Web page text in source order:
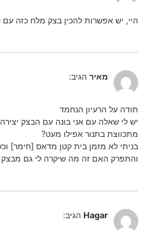
היי, יש אפשרות להכין בצק מלח כזה עם
מאיר הגיב:
תודה על הרעיון הנחמד
יש לי שאלה עם אני בונה עם הבצק
מתכווצת בתנור אפילו מעט?
בניתי לא מזמן בית קטן מדאס [חימר]
והתפרק האם זה מה שיקרה לי גם
Hagar הגיב: